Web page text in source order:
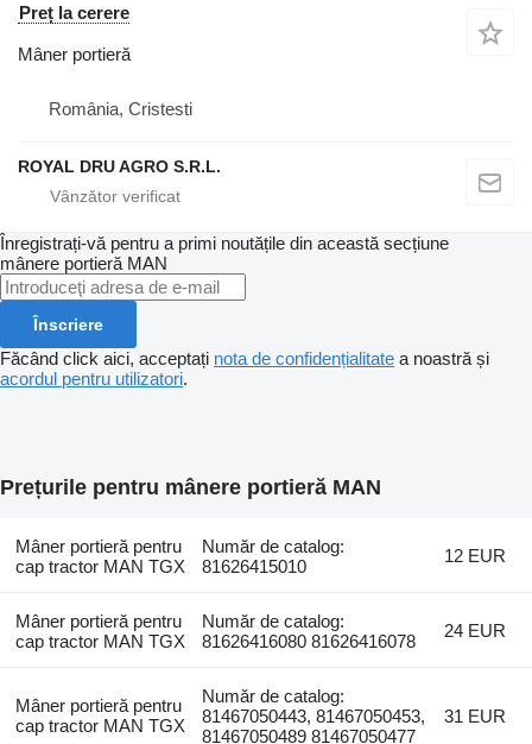
Preț la cerere
Mâner portieră
România, Cristesti
ROYAL DRU AGRO S.R.L.
Înregistrați-vă pentru a primi noutățile din această secțiune
mânere portieră MAN
Înscriere
Făcând click aici, acceptați nota de confidențialitate a noastră și
acordul pentru utilizatori.
Prețurile pentru mânere portieră MAN
Mâner portieră pentru
cap tractor MAN TGX
Număr de catalog:
81626415010
12 EUR
Mâner portieră pentru
cap tractor MAN TGX
Număr de catalog:
81626416080 81626416078
24 EUR
Mâner portieră pentru
cap tractor MAN TGX
Număr de catalog:
81467050443, 81467050453,
81467050489 81467050477
31 EUR